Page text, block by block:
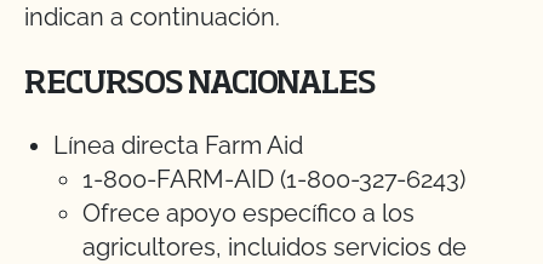
indican a continuación.
RECURSOS NACIONALES
Línea directa Farm Aid
1-800-FARM-AID (1-800-327-6243)
Ofrece apoyo específico a los
agricultores, incluidos servicios de